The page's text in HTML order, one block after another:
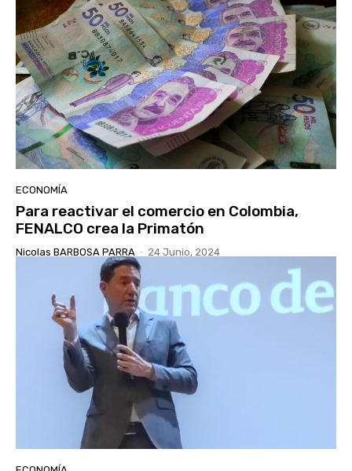
ECONOMÍA
Para reactivar el comercio en Colombia,
FENALCO crea la Primatón
Nicolas BARBOSA PARRA - 24 Junio, 2024